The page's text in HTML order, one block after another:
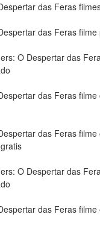
das Feras
das Feras
O Despertar das
das Feras filme
das Feras filme
O Despertar das
das Feras filme